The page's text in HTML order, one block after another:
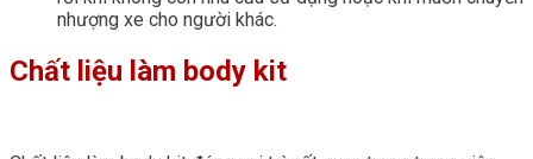
nhượng xe cho người khác.
Chất liệu làm body kit